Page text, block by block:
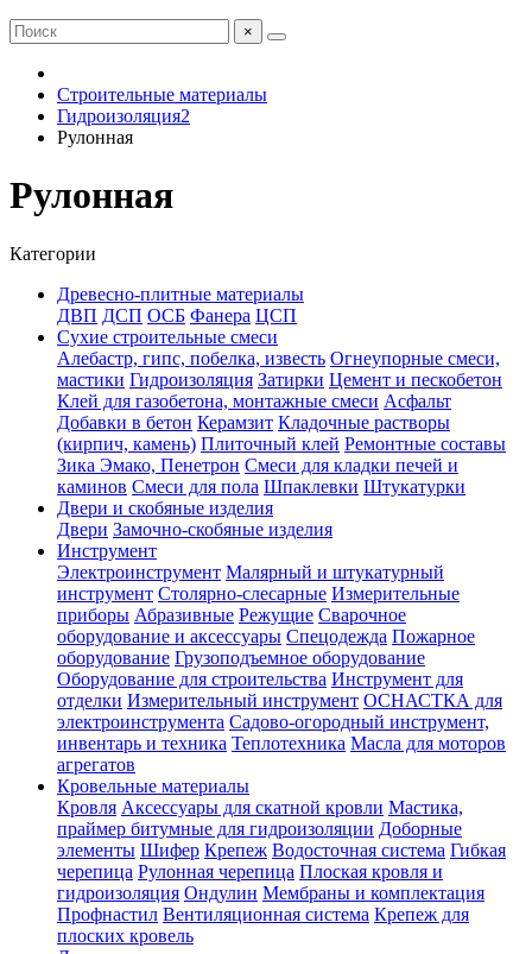
×
Строительные материалы
Гидроизоляция2
Рулонная
Рулонная
Категории
Древесно-плитные материалы
ДВП ДСП ОСБ Фанера ЦСП
Сухие строительные смеси
Алебастр, гипс, побелка, известь Огнеупорные смеси,
мастики Гидроизоляция Затирки Цемент и пескобетон
Клей для газобетона, монтажные смеси Асфальт
Добавки в бетон Керамзит Кладочные растворы
(кирпич, камень) Плиточный клей Ремонтные составы
Зика Эмако, Пенетрон Смеси для кладки печей и
каминов Смеси для пола Шпаклевки Штукатурки
Двери и скобяные изделия
Двери Замочно-скобяные изделия
Инструмент
Электроинструмент Малярный и штукатурный
инструмент Столярно-слесарные Измерительные
приборы Абразивные Режущие Сварочное
оборудование и аксессуары Спецодежда Пожарное
оборудование Грузоподъемное оборудование
Оборудование для строительства Инструмент для
отделки Измерительный инструмент ОСНАСТКА для
электроинструмента Садово-огородный инструмент,
инвентарь и техника Теплотехника Масла для моторов
агрегатов
Кровельные материалы
Кровля Аксессуары для скатной кровли Мастика,
праймер битумные для гидроизоляции Доборные
элементы Шифер Крепеж Водосточная система Гибкая
черепица Рулонная черепица Плоская кровля и
гидроизоляция Ондулин Мембраны и комплектация
Профнастил Вентиляционная система Крепеж для
плоских кровель